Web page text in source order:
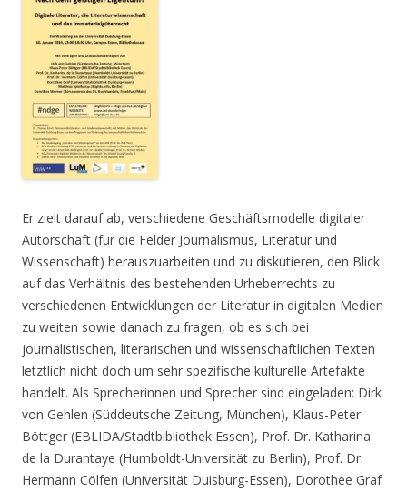
Er zielt darauf ab, verschiedene Geschäftsmodelle digitaler
Autorschaft (für die Felder Journalismus, Literatur und
Wissenschaft) herauszuarbeiten und zu diskutieren, den Blick
auf das Verhältnis des bestehenden Urheberrechts zu
verschiedenen Entwicklungen der Literatur in digitalen Medien
zu weiten sowie danach zu fragen, ob es sich bei
journalistischen, literarischen und wissenschaftlichen Texten
letztlich nicht doch um sehr spezifische kulturelle Artefakte
handelt. Als Sprecherinnen und Sprecher sind eingeladen: Dirk
von Gehlen (Süddeutsche Zeitung, München), Klaus-Peter
Böttger (EBLIDA/Stadtbibliothek Essen), Prof. Dr. Katharina
de la Durantaye (Humboldt-Universität zu Berlin), Prof. Dr.
Hermann Cölfen (Universität Duisburg-Essen), Dorothee Graf